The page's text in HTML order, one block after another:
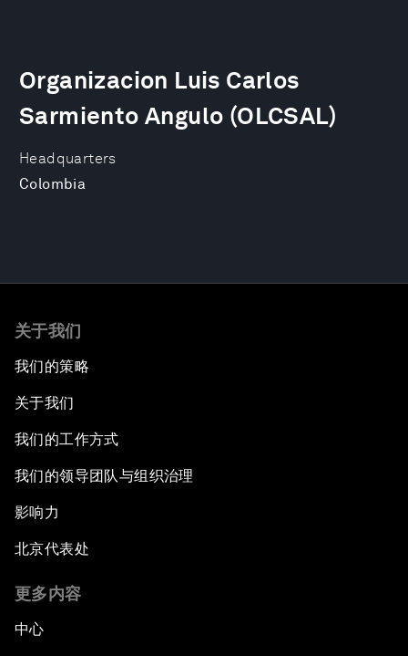
Headquarters
Colombia
Organizacion Luis Carlos
Sarmiento Angulo (OLCSAL)
关于我们
我们的策略
关于我们
我们的工作方式
我们的领导团队与组织治理
影响力
北京代表处
更多内容
中心